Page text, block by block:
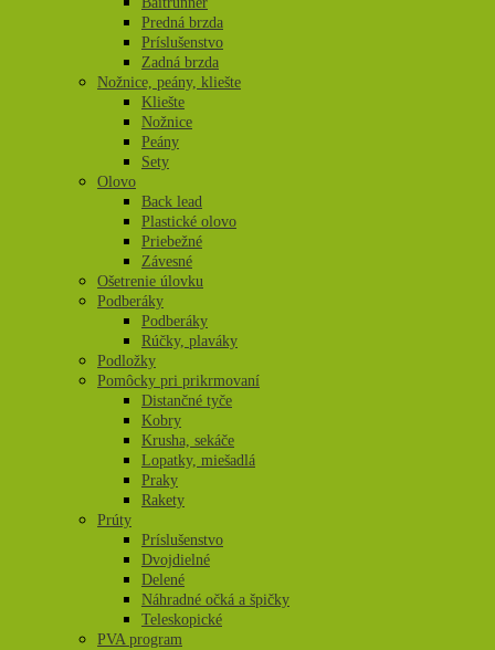
Predná brzda
Príslušenstvo
Zadná brzda
Nožnice, peány, kliešte
Kliešte
Nožnice
Peány
Sety
Olovo
Back lead
Plastické olovo
Priebežné
Závesné
Ošetrenie úlovku
Podberáky
Podberáky
Rúčky, plaváky
Podložky
Pomôcky pri prikrmovaní
Distančné tyče
Kobry
Krusha, sekáče
Lopatky, miešadlá
Praky
Rakety
Prúty
Príslušenstvo
Dvojdielné
Delené
Náhradné očká a špičky
Teleskopické
PVA program